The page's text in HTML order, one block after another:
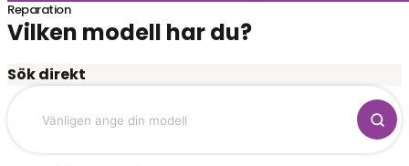
Reparation
Vilken modell har du?
Sök direkt